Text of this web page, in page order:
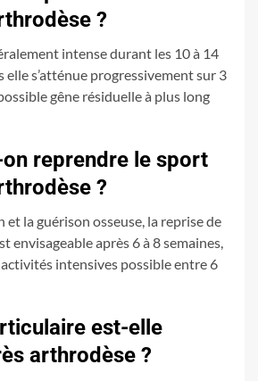
?
intense durant les 10 à 14
elle s’atténue progressivement sur 3
gêne résiduelle à plus long
reprendre le sport
?
et la guérison osseuse, la reprise de
envisageable après 6 à 8 semaines,
intensives possible entre 6
est-elle
arthrodèse ?